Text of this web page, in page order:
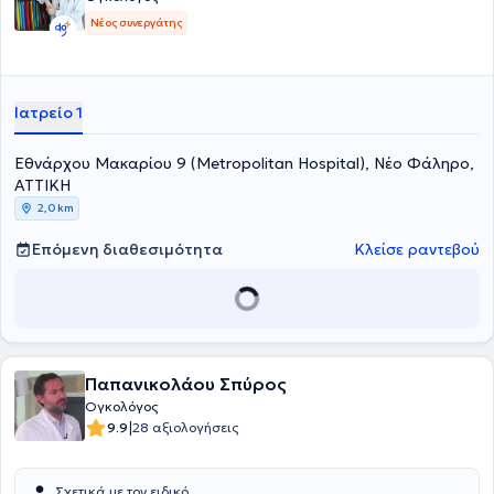
Ελλάδας για δύο θητείες.Είναι Συντονίστρια της Ομάδας Εργασίας
για τη δημιουργία του Εθνικού Μητρώου Ασθενών με
οργανισμούς και επιστημονικές εταιρείες (ASCO, ESMO, ECO)
Νέος συνεργάτης
Ιατρείο 1
Εθνάρχου Μακαρίου 9 (Metropolitan Hospital), Νέο Φάληρο,
ΑΤΤΙΚΗ
2,0 km
Επόμενη διαθεσιμότητα Κλείσε ραντεβού
Παπανικολάου Σπύρος
Ογκολόγος
9.9|28 αξιολογήσεις